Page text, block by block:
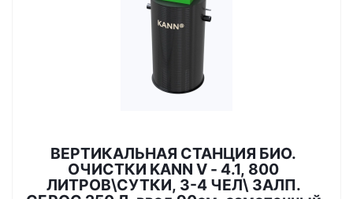
ВЕРТИКАЛЬНАЯ СТАНЦИЯ БИО.
ОЧИСТКИ KANN V - 4.1, 800
ЛИТРОВ\СУТКИ, 3-4 ЧЕЛ\ ЗАЛП.